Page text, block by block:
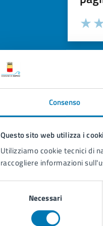
Consenso
Questo sito web utilizza i
Utilizziamo cookie tecnici di
raccogliere informazioni
Necessari
Valuta